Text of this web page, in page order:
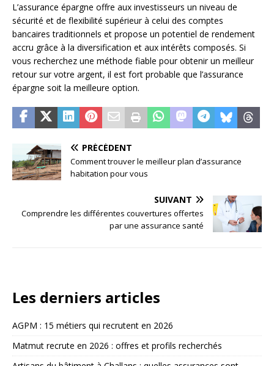
L’assurance épargne offre aux investisseurs un niveau de
sécurité et de flexibilité supérieur à celui des comptes
bancaires traditionnels et propose un potentiel de rendement
accru grâce à la diversification et aux intérêts composés. Si
vous recherchez une méthode fiable pour obtenir un meilleur
retour sur votre argent, il est fort probable que l’assurance
épargne soit la meilleure option.
PRÉCÉDENT
Comment trouver le meilleur plan d’assurance
habitation pour vous
SUIVANT
Comprendre les différentes couvertures offertes
par une assurance santé
Les derniers articles
AGPM : 15 métiers qui recrutent en 2026
Matmut recrute en 2026 : offres et profils recherchés